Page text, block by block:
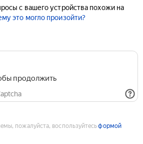
с вашего устройства похожи на
это могло произойти?
продолжить
пожалуйста, воспользуйтесьформой